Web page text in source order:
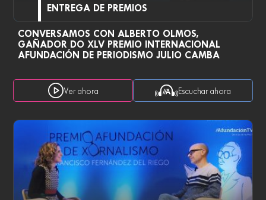
ENTREGA DE PREMIOS
CONVERSAMOS CON ALBERTO OLMOS,
GAÑADOR DO XLV PREMIO INTERNACIONAL
AFUNDACIÓN DE PERIODISMO JULIO CAMBA
Ver ahora Escuchar ahora